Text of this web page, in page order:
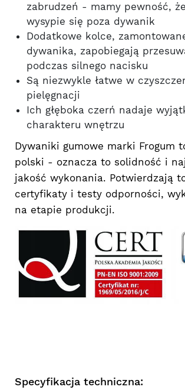
zabrudzeń - mamy pewność,
wysypie się poza dywanik
Dodatkowe kolce,
dywanika, zapobiegają
podczas silnego nacisku
Są niezwykle łatwe w
pielęgnacji
Ich głęboka czerń nadaje
charakteru wnętrzu
Dywaniki gumowe marki Frogum
polski - oznacza to solidność i
jakość wykonania. Potwierdzają
certyfikaty i testy odporności,
na etapie produkcji.
Specyfikacja techniczna: